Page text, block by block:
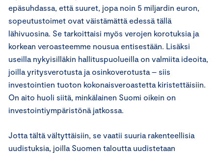
epäsuhdassa, että suuret, jopa noin 5 miljardin euron,
sopeutustoimet ovat väistämättä edessä tällä
lähivuosina. Se tarkoittaisi myös verojen korotuksia ja
korkean veroasteemme nousua entisestään. Lisäksi
useilla nykyisilläkin hallituspuolueilla on valmiita ideoita,
joilla yritysverotusta ja osinkoverotusta – siis
investointien tuoton kokonaisveroastetta kiristettäisiin.
On aito huoli siitä, minkälainen Suomi oikein on
investointiympäristönä jatkossa.
Jotta tältä vältyttäisiin, se vaatii suuria rakenteellisia
uudistuksia, joilla Suomen taloutta uudistetaan